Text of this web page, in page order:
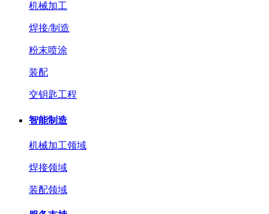
机械加工
焊接/制造
粉末喷涂
装配
交钥匙工程
智能制造
机械加工领域
焊接领域
装配领域